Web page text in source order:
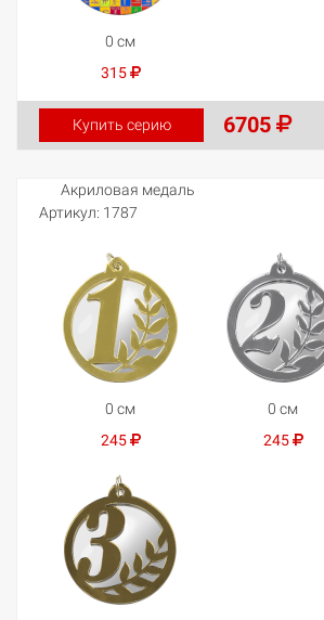
0 см
315
Купить серию 6705
Акриловая медаль
Артикул: 1787
0 см
245
0 см
245